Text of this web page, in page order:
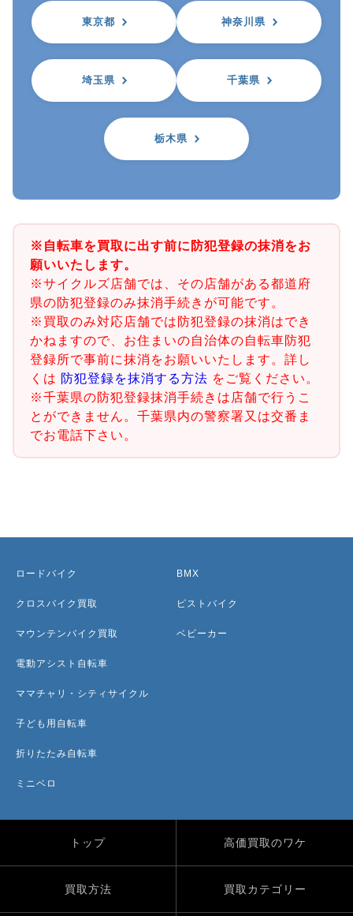
東京都 神奈川県
埼玉県 千葉県
栃木県
※自転車を買取に出す前に防犯登録の抹消をお
願いいたします。
※サイクルズ店舗では、その店舗がある都道府
県の防犯登録のみ抹消手続きが可能です。
※買取のみ対応店舗では防犯登録の抹消はでき
かねますので、お住まいの自治体の自転車防犯
登録所で事前に抹消をお願いいたします。詳し
くは 防犯登録を抹消する方法 をご覧ください。
※千葉県の防犯登録抹消手続きは店舗で行うこ
とができません。千葉県内の警察署又は交番ま
でお電話下さい。
ロードバイク
クロスバイク買取
マウンテンバイク買取
電動アシスト自転車
ママチャリ・シティサイクル
子ども用自転車
折りたたみ自転車
ミニベロ
BMX
ピストバイク
ベビーカー
トップ 高価買取のワケ
買取方法 買取カテゴリー